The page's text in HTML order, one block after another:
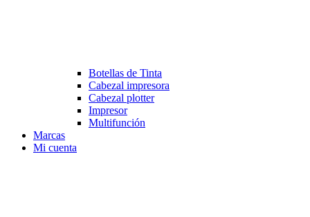
Botellas de Tinta
Cabezal impresora
Cabezal plotter
Impresor
Multifunción
Marcas
Mi cuenta